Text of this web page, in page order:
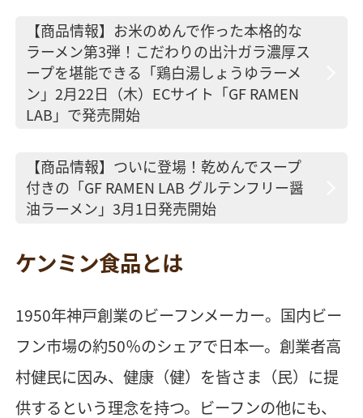
【商品情報】お米のめんで作った本格的な
ラーメン第3弾！こだわりの出汁ガラ濃厚ス
ープを堪能できる「鶏白湯しょうゆラーメ
ン」2月22日（木）ECサイト「GF RAMEN
LAB」で発売開始
【商品情報】ついに登場！乾めんでスープ
付きの「GF RAMEN LAB グルテンフリー醤
油ラーメン」3月1日発売開始
ケンミン食品とは
1950年神戸創業のビーフンメーカー。国内ビー
フン市場の約50％のシェアで日本一。創業者高
村健民に因み、健康（健）を皆さま（民）に提
供するという理念を持つ。ビーフンの他にも、